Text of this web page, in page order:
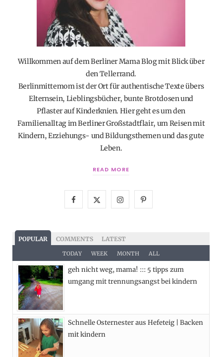
Willkommen auf dem Berliner Mama Blog mit Blick über
den Tellerrand.
Berlinmittemom ist der Ort für authentische Texte übers
Elternsein, Lieblingsbücher, bunte Brotdosen und
Pflaster auf Kinderknien. Hier geht es um den
Familienalltag im Berliner Großstadtflair, um Reisen mit
Kindern, Erziehungs- und Bildungsthemen und das gute
Leben.
READ MORE
c
e
b
k
T
w
i
e
I
s
t
a
a
P
e
s
POPULAR COMMENTS LATEST
TODAY WEEK MONTH ALL
geh nicht weg, mama! ::: 5 tipps zum
umgang mit trennungsangst bei kindern
Schnelle Osternester aus Hefeteig | Backen
mit kindern